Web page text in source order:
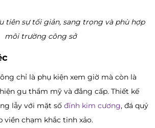
tiên sự tối giản, sang trọng và phù hợp
môi trường công sở
chỉ là phụ kiện xem giờ mà còn là
gu thẩm mỹ và đẳng cấp. Thiết kế
lẫy với mặt số đính kim cương, đá quý
viền chạm khắc tinh xảo.